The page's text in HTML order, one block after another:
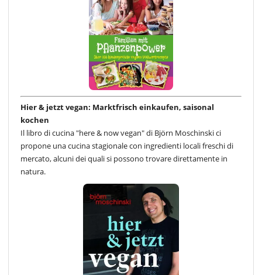
Hier & jetzt vegan: Marktfrisch einkaufen, saisonal
kochen
Il libro di cucina "here & now vegan" di Björn Moschinski ci
propone una cucina stagionale con ingredienti locali freschi di
mercato, alcuni dei quali si possono trovare direttamente in
natura.